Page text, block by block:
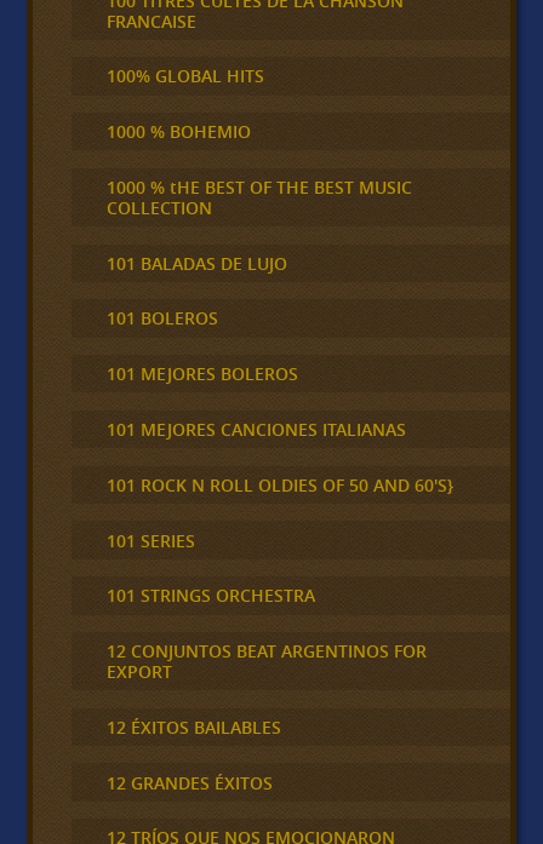
FRANCAISE
100% GLOBAL HITS
1000 % BOHEMIO
1000 % tHE BEST OF THE BEST MUSIC
COLLECTION
101 BALADAS DE LUJO
101 BOLEROS
101 MEJORES BOLEROS
101 MEJORES CANCIONES ITALIANAS
101 ROCK N ROLL OLDIES OF 50 AND 60'S}
101 SERIES
101 STRINGS ORCHESTRA
12 CONJUNTOS BEAT ARGENTINOS FOR
EXPORT
12 ÉXITOS BAILABLES
12 GRANDES ÉXITOS
12 TRÍOS QUE NOS EMOCIONARON